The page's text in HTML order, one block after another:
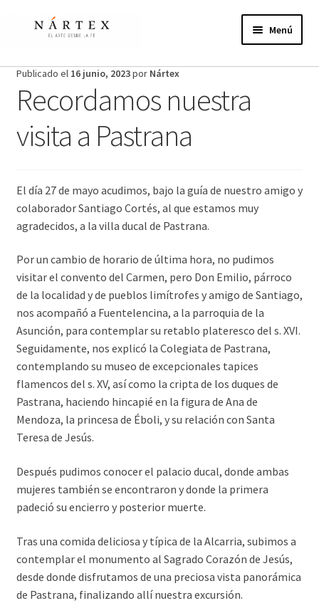
Menú
Inicio
Actividades
Proyectos de verano
Publicaciones
Nosotros
¿Te unes?
Publicado el 16 junio, 2023por Nártex
Recordamos nuestra
visita a Pastrana
El día 27 de mayo acudimos, bajo la guía de nuestro amigo y
colaborador Santiago Cortés, al que estamos muy
agradecidos, a la villa ducal de Pastrana.
Por un cambio de horario de última hora, no pudimos
visitar el convento del Carmen, pero Don Emilio, párroco
de la localidad y de pueblos limítrofes y amigo de Santiago,
nos acompañó a Fuentelencina, a la parroquia de la
Asunción, para contemplar su retablo plateresco del s. XVI.
Seguidamente, nos explicó la Colegiata de Pastrana,
contemplando su museo de excepcionales tapices
flamencos del s. XV, así como la cripta de los duques de
Pastrana, haciendo hincapié en la figura de Ana de
Mendoza, la princesa de Éboli, y su relación con Santa
Teresa de Jesús.
Después pudimos conocer el palacio ducal, donde ambas
mujeres también se encontraron y donde la primera
padeció su encierro y posterior muerte.
Tras una comida deliciosa y típica de la Alcarria, subimos a
contemplar el monumento al Sagrado Corazón de Jesús,
desde donde disfrutamos de una preciosa vista panorámica
de Pastrana, finalizando allí nuestra excursión.